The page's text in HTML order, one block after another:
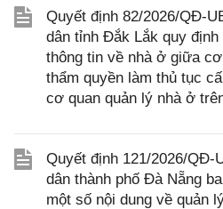
Quyết định 82/2026/QĐ-
dân tỉnh Đắk Lắk quy
thông tin về nhà ở giữa
thẩm quyền làm thủ tục
cơ quan quản lý nhà ở
Quyết định 121/2026/QĐ-
dân thành phố Đà Nẵng
một số nội dung về quản